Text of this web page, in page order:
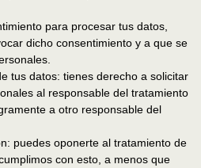
para procesar tus datos,
dicho consentimiento y a que se
tus datos: tienes derecho a solicitar
al responsable del tratamiento
a otro responsable del
puedes oponerte al tratamiento de
con esto, a menos que